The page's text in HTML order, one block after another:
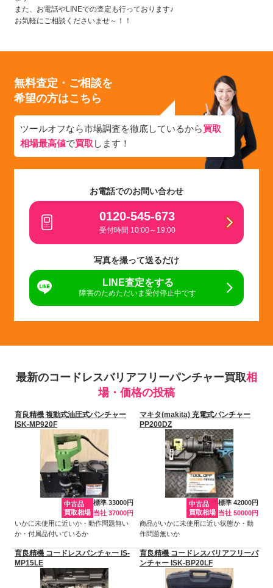
また、お電話やLINEでの査定も行っております♪
お気軽にご相談くださいませ～！！
無料査定・ご相談を
希望の方はこちら
ツールオフなら市場調査を徹底しているから買取
相場最高値で買取 します！
お電話でのお問い合わせ
0120-545-673
受付時間 10:00～19:00
写真を撮って送るだけ
LINE査定をする
障害のためただいま受付停止中です
最新のコードレスバリアフリーパンチャー買取相
場・価格の投稿
育良精機 複動式油圧式パンチャー
ISK-MP920F
中古品
買取相場
標準 33000円
当社 37000円
いかに未使用に近いか・動作問題無い
か・付属品付いているか
マキタ(makita) 充電式パンチャー
PP200DZ
中古品
買取相場
標準 42000円
当社 50000円
商品がいかに未使用に近い状態か・動
作問題無いか
育良精機 コードレスパンチャー IS-
MP15LE
育良精機 コードレスバリアフリーパ
ンチャー ISK-BP20LF